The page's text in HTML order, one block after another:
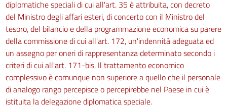
diplomatiche speciali di cui all'art. 35 è attribuita, con decreto
del Ministro degli affari esteri, di concerto con il Ministro del
tesoro, del bilancio e della programmazione economica su parere
della commissione di cui all'art. 172, un'indennità adeguata ed
un assegno per oneri di rappresentanza determinato secondo i
criteri di cui all'art. 171-bis. Il trattamento economico
complessivo è comunque non superiore a quello che il personale
di analogo rango percepisce o percepirebbe nel Paese in cui è
istituita la delegazione diplomatica speciale.